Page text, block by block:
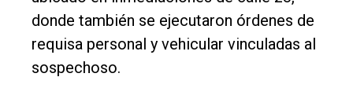
Fúnebres
Edición
Empresa
donde también se ejecutaron órdenes de
requisa personal y vehicular vinculadas al
sospechoso.